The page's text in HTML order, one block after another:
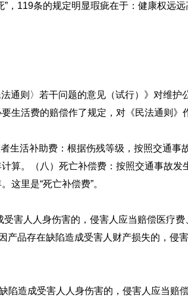
119条的规定明显瑕疵在于：健康权远
则〉若干问题的意见（试行）》对维护
生活费的赔偿作了规定，对《民法通则》
活补助费：根据伤残等级，按照交通事
算。（八）死亡补偿费：按照交通事故
这里是“死亡补偿费”。
人人身伤害的，侵害人应当赔偿医疗费
品存在缺陷造成受害人财产损失的，侵
成受害人人身伤害的，侵害人应当赔